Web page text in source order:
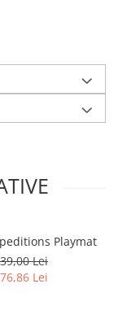
Playmat
Lei
Lei